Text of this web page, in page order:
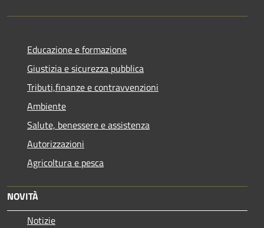
Educazione e formazione
Giustizia e sicurezza pubblica
Tributi,finanze e contravvenzioni
Ambiente
Salute, benessere e assistenza
Autorizzazioni
Agricoltura e pesca
NOVITÀ
Notizie